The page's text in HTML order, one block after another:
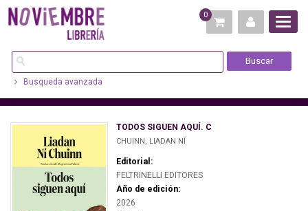
0
Busqueda avanzada
TODOS SIGUEN AQUÍ. C
CHUINN, LIADAN NÍ
Editorial:
FELTRINELLI EDITORES
Año de edición:
2026